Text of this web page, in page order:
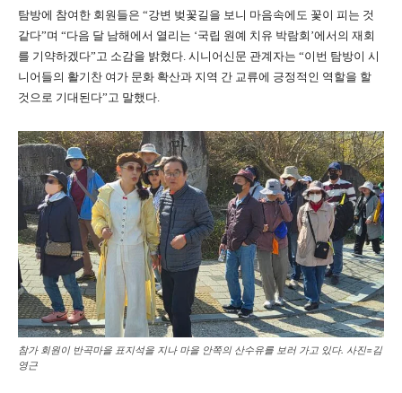
탐방에 참여한 회원들은 “강변 벚꽃길을 보니 마음속에도 꽃이 피는 것
같다”며 “다음 달 남해에서 열리는 ‘국립 원예 치유 박람회’에서의 재회
를 기약하겠다”고 소감을 밝혔다. 시니어신문 관계자는 “이번 탐방이 시
니어들의 활기찬 여가 문화 확산과 지역 간 교류에 긍정적인 역할을 할
것으로 기대된다”고 말했다.
참가 회원이 반곡마을 표지석을 지나 마을 안쪽의 산수유를 보러 가고 있다. 사진=김
영근